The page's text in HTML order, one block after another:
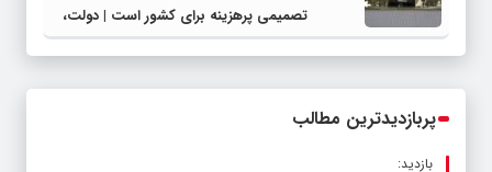
تصمیمی پرهزینه برای کشور است | دولت،
قاچاق سوخت و عوامل اصلی ناترازی را
پربازدیدترین مطالب
بازدید: